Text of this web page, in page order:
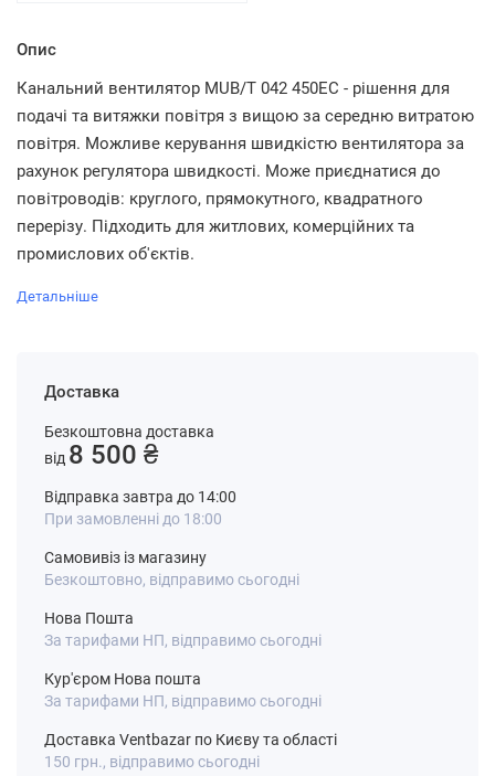
Опис
Канальний вентилятор MUB/T 042 450EC - рішення для
подачі та витяжки повітря з вищою за середню витратою
повітря. Можливе керування швидкістю вентилятора за
рахунок регулятора швидкості. Може приєднатися до
повітроводів: круглого, прямокутного, квадратного
перерізу. Підходить для житлових, комерційних та
промислових об'єктів.
Детальніше
Доставка
Безкоштовна доставка
від 8 500 ₴
Відправка завтра до 14:00
При замовленні до 18:00
Самовивіз із магазину
Безкоштовно, відправимо сьогодні
Нова Пошта
За тарифами НП, відправимо сьогодні
Кур'єром Нова пошта
За тарифами НП, відправимо сьогодні
Доставка Ventbazar по Києву та області
150 грн., відправимо сьогодні